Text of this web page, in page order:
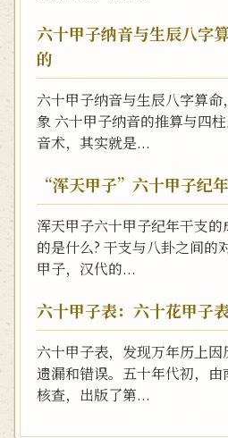
六十甲子纳音与生辰八字
的
六十甲子纳音与生辰八字算
象 六十甲子纳音的推算与四
音术，其实就是...
“浑天甲子”六十甲子纪
浑天甲子六十甲子纪年干支
的是什么? 干支与八卦之间的
甲子，汉代的...
六十甲子表：六十花甲子
六十甲子表，发现万年历上
遗漏和错误。五十年代初，
核查，出版了第...